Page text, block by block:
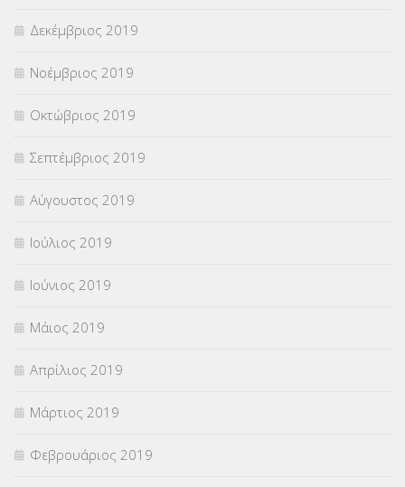
Δεκέμβριος 2019
Νοέμβριος 2019
Οκτώβριος 2019
Σεπτέμβριος 2019
Αύγουστος 2019
Ιούλιος 2019
Ιούνιος 2019
Μάιος 2019
Απρίλιος 2019
Μάρτιος 2019
Φεβρουάριος 2019